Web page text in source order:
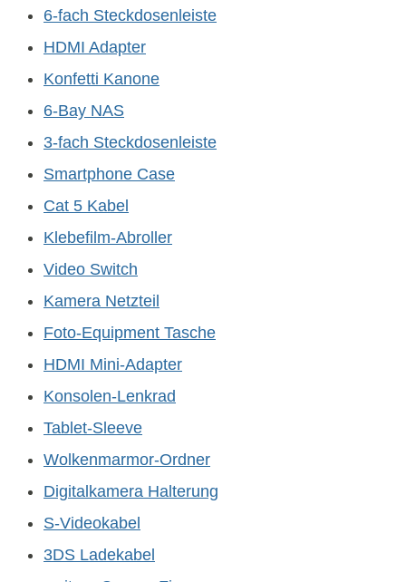
6-fach Steckdosenleiste
HDMI Adapter
Konfetti Kanone
6-Bay NAS
3-fach Steckdosenleiste
Smartphone Case
Cat 5 Kabel
Klebefilm-Abroller
Video Switch
Kamera Netzteil
Foto-Equipment Tasche
HDMI Mini-Adapter
Konsolen-Lenkrad
Tablet-Sleeve
Wolkenmarmor-Ordner
Digitalkamera Halterung
S-Videokabel
3DS Ladekabel